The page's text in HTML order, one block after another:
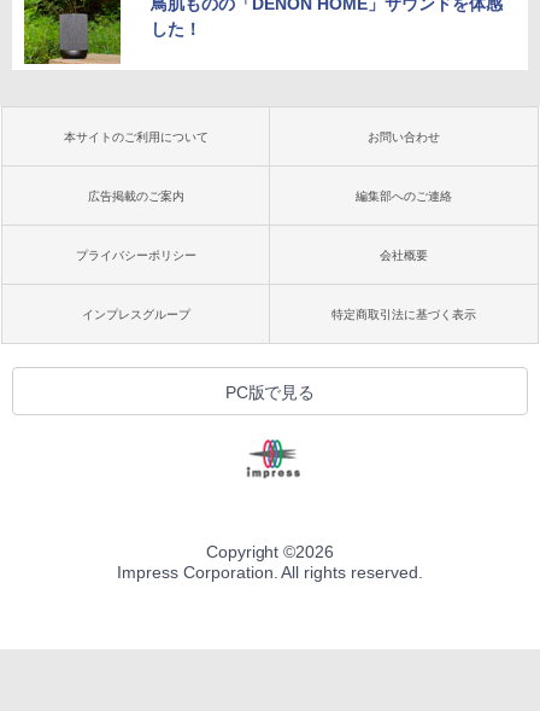
鳥肌ものの「DENON HOME」サウンドを体感
した！
本サイトのご利用について お問い合わせ
広告掲載のご案内 編集部へのご連絡
プライバシーポリシー 会社概要
インプレスグループ 特定商取引法に基づく表示
PC版で見る
Copyright ©2026
Impress Corporation. All rights reserved.